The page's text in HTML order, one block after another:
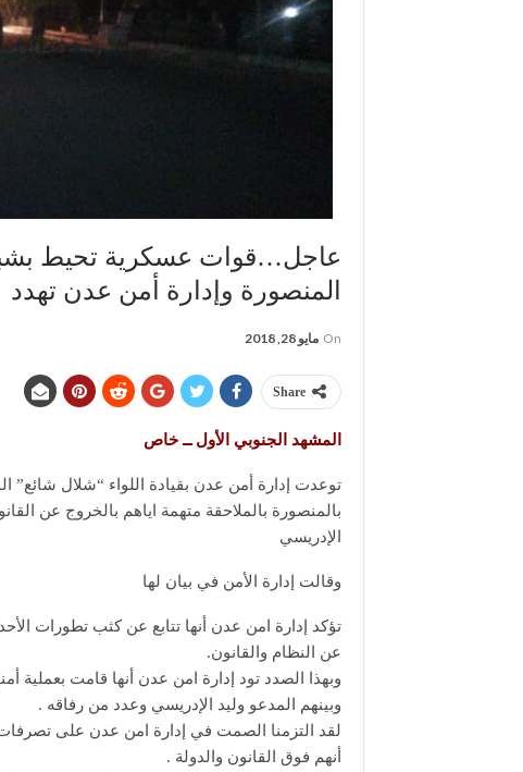
عاجل…قوات عسكرية تحيط
المنصورة وإدارة أمن عدن تهدد
On مايو 28, 2018
Share
المشهد الجنوبي الأول ــ خاص
توعدت إدارة أمن عدن بقيادة اللواء “شلال
بالمنصورة بالملاحقة متهمة اياهم بالخروج عن
الإدريسي
وقالت إدارة الأمن في بيان لها
تؤكد إدارة امن عدن أنها تتابع عن كثب تطورات
عن النظام والقانون.
وبهذا الصدد تود إدارة امن عدن أنها قامت
وبينهم المدعو وليد الإدريسي وعدد من رفاقه .
لقد التزمنا الصمت في إدارة امن عدن على
أنهم فوق القانون والدولة .